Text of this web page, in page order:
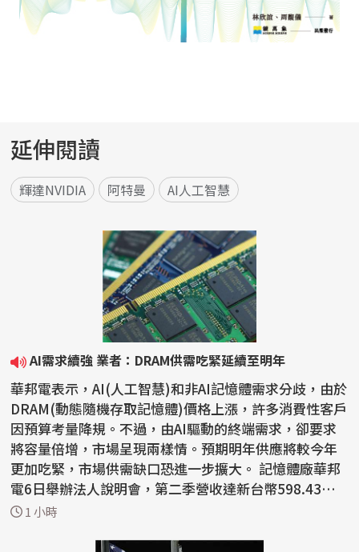
延伸閱讀
輝達NVIDIA 阿特曼 AI人工智慧
AI需求續強 業者：DRAM供需吃緊延續至明年
華邦電表示，AI(人工智慧)和非AI記憶體需求分歧，由於
DRAM(動態隨機存取記憶體)價格上漲，許多消費性客戶
因預算考量降規。不過，由AI驅動的終端需求，卻要求
將容量倍增，市場呈現兩樣情。預期明年供應將較今年
更加吃緊，市場供需缺口恐進一步擴大。 記憶體廠華邦
電6日舉辦法人說明會，第二季營收達新台幣598.43億
元，...
1 小時